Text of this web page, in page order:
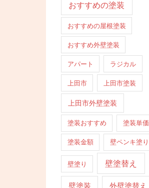
おすすめの塗装
おすすめの屋根塗装
おすすめ外壁塗装
アパート ラジカル
上田市 上田市塗装
上田市外壁塗装
塗装おすすめ 塗装単価
塗装金額 壁ペンキ塗り
壁塗り 壁塗替え
壁塗装 外壁塗替え